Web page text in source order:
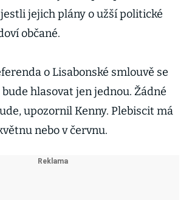
jejich plány o užší politické
občané.
o Lisabonské smlouvě se
hlasovat jen jednou. Žádné
upozornil Kenny. Plebiscit má
nebo v červnu.